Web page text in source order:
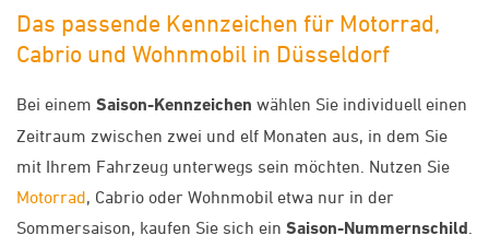
Das passende Kennzeichen für Motorrad,
Cabrio und Wohnmobil in Düsseldorf
Bei einem Saison-Kennzeichen wählen Sie individuell einen
Zeitraum zwischen zwei und elf Monaten aus, in dem Sie
mit Ihrem Fahrzeug unterwegs sein möchten. Nutzen Sie
Motorrad, Cabrio oder Wohnmobil etwa nur in der
Sommersaison, kaufen Sie sich ein Saison-Nummernschild